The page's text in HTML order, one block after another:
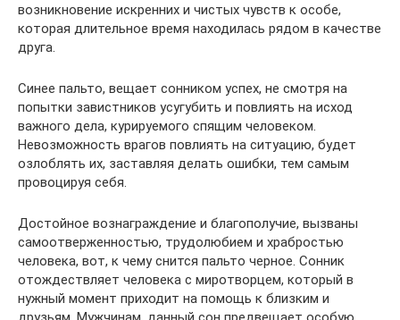
возникновение искренних и чистых чувств к особе,
которая длительное время находилась рядом в качестве
друга.
Синее пальто, вещает сонником успех, не смотря на
попытки завистников усугубить и повлиять на исход
важного дела, курируемого спящим человеком.
Невозможность врагов повлиять на ситуацию, будет
озлоблять их, заставляя делать ошибки, тем самым
провоцируя себя.
Достойное вознаграждение и благополучие, вызваны
самоотверженностью, трудолюбием и храбростью
человека, вот, к чему снится пальто черное. Сонник
отождествляет человека с миротворцем, который в
нужный момент приходит на помощь к близким и